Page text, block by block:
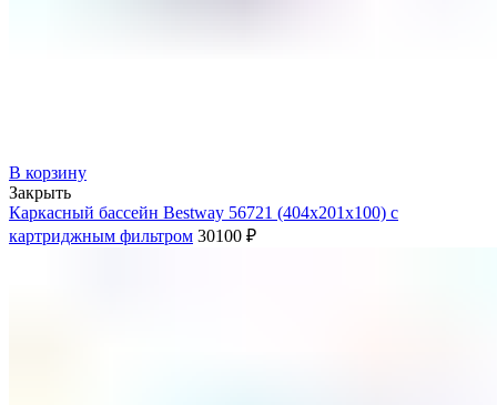
В корзину
Закрыть
Каркасный бассейн Bestway 56721 (404х201х100) с
картриджным фильтром 30100 ₽